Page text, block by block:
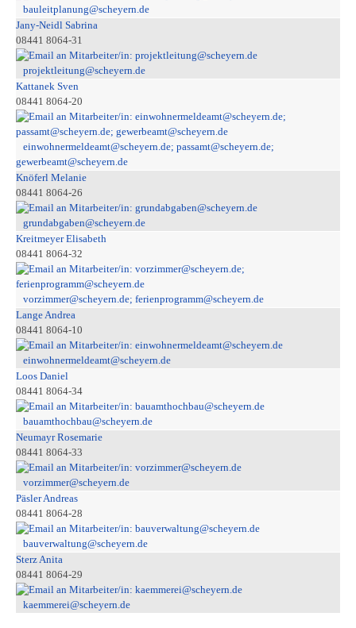
bauleitplanung@scheyern.de
Jany-Neidl Sabrina
08441 8064-31
projektleitung@scheyern.de
Kattanek Sven
08441 8064-20
einwohnermeldeamt@scheyern.de; passamt@scheyern.de;
gewerbeamt@scheyern.de
Knöferl Melanie
08441 8064-26
grundabgaben@scheyern.de
Kreitmeyer Elisabeth
08441 8064-32
vorzimmer@scheyern.de; ferienprogramm@scheyern.de
Lange Andrea
08441 8064-10
einwohnermeldeamt@scheyern.de
Loos Daniel
08441 8064-34
bauamthochbau@scheyern.de
Neumayr Rosemarie
08441 8064-33
vorzimmer@scheyern.de
Päsler Andreas
08441 8064-28
bauverwaltung@scheyern.de
Sterz Anita
08441 8064-29
kaemmerei@scheyern.de